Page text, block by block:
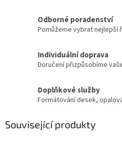
Odborné poradenství
Pomůžeme vybrat nejlepší
Individuální doprava
Doručení přizpůsobíme
Doplňkové služby
Formátování desek,
Související produkty